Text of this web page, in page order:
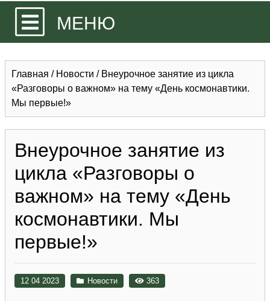
МЕНЮ
Главная / Новости / Внеурочное занятие из цикла
«Разговоры о важном» на тему «День космонавтики.
Мы первые!»
Внеурочное занятие из
цикла «Разговоры о
важном» на тему «День
космонавтики. Мы
первые!»
12 04 2023 Новости 363